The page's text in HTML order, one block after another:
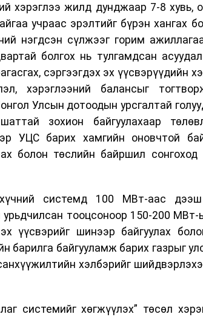
хэрэглээ жилд дунджаар 7-8 хувь,
учраас эрэлтийг бүрэн хангах
нэгдсэн сүлжээг горим
болгох нь тулгамдсан
сэргээгдэх эх үүсвэрүүдийн
хэрэглээний балансыг
Улсын дотоодын урсгалтай
зохион байгуулахаар
УЦС барих хамгийн оновчтой
болон төслийн байршил
системд 100 МВт-аас
тооцсоноор 150-200 МВт-
үүсвэрийг шинээр байгуулах
барилга байгууламж барих газрыг
хэлбэрийг
системийг хөгжүүлэх” төсөл